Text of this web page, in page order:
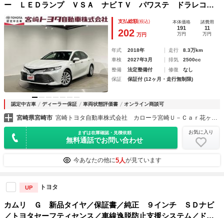
ー ＬＥＤランプ ＶＳＡ ナビＴＶ パワステ ドラレコ付
き パワーウィンドウ パワーシート エアバッグ ＥＴＣ車
載器 オ－トエアコン ＡＢＳ アルミ
支払総額(税込)
202 万円
本体価格
191
万円
諸費用
11
万円
年式 2018年 走行
8.3万km
車検
2027年3月 排気
2500cc
整備
法定整備付 修復
なし
保証
保証付 (12ヶ月・走行無制限)
認定中古車 ディーラー保証 車両状態評価書 オンライン商談可
宮崎県宮崎市 宮崎トヨタ自動車株式会社 カローラ宮崎Ｕ－Ｃａｒ花ヶ島店
まずは在庫確認・見積依頼
無料通話でお問い合わせ
お気に入り
今あなたの他に5人が見ています
UP トヨタ
カムリ Ｇ 新品タイヤ／保証書／純正 ９インチ ＳＤナビ
／トヨタセーフティセンス／車線逸脱防止支援システム／ドラ